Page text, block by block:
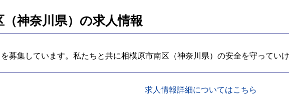
（神奈川県）の求人情報
募集しています。私たちと共に相模原市南区（神奈川県）の安全を守ってい
求人情報詳細についてはこちら